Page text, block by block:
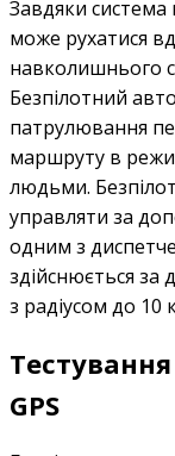
Завдяки система
може рухатися
навколишнього
Безпілотний
патрулювання
маршруту в
людьми.
управляти за
одним з
здійснюється за
з радіусом до 10
GPS